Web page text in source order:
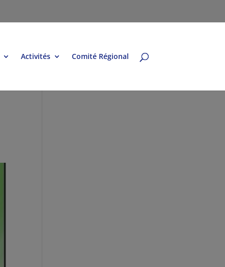
Activités Comité Régional